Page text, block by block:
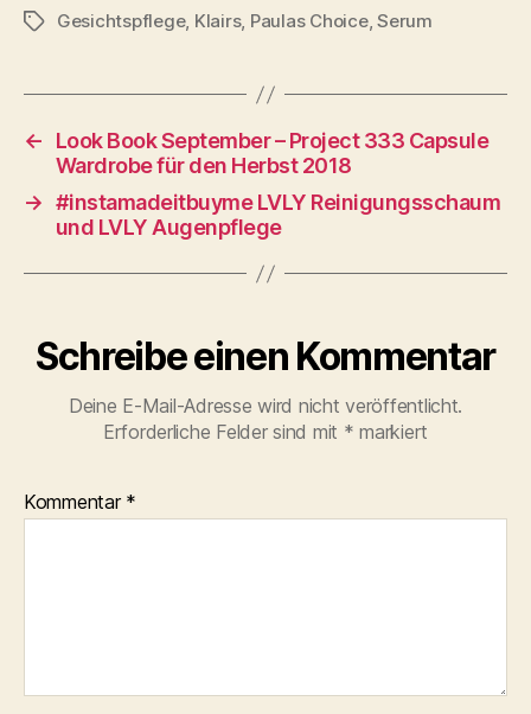
Schlagwörter
Gesichtspflege, Klairs, Paulas Choice,Serum
←
Look Book September – Project 333 Capsule
Wardrobe für den Herbst 2018
→ #instamadeitbuyme LVLY Reinigungsschaum
und LVLY Augenpflege
Schreibe einen Kommentar
Deine E-Mail-Adresse wird nicht veröffentlicht.
Erforderliche Felder sind mit * markiert
Kommentar *